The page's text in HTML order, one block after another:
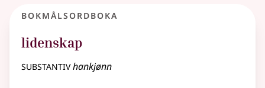
Bokmålsordboka
lidenskap
substantivhankjønn